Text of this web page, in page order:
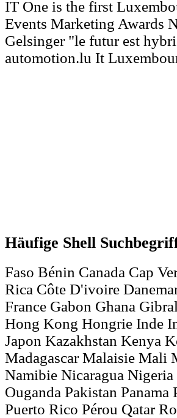
IT One is the first
Events Marketing Awards
Gelsinger "le futur est
automotion.lu It
Häufige Shell
Faso Bénin Canada Cap
Rica Côte D'ivoire
France Gabon Ghana
Hong Kong Hongrie Inde
Japon Kazakhstan Kenya
Madagascar Malaisie Mali
Namibie Nicaragua
Ouganda Pakistan
Puerto Rico Pérou Qatar